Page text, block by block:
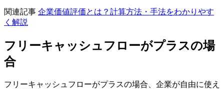
関連記事 企業価値評価とは？計算方法・手法をわかりやす
く解説
フリーキャッシュフローがプラスの場
合
フリーキャッシュフローがプラスの場合、企業が自由に使え